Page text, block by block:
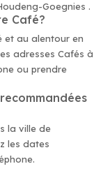
Goegnies .
Café?
et au alentour en
adresses Cafés à
ou prendre
la ville de
les dates